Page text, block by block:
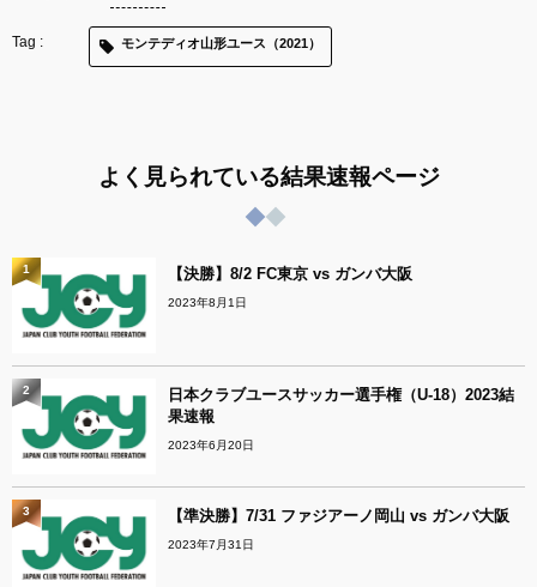
モンテディオ山形ユース（2021）
よく見られている結果速報ページ
【決勝】8/2 FC東京 vs ガンバ大阪
2023年8月1日
1
日本クラブユースサッカー選手権（U-18）2023結
果速報
2023年6月20日
2
【準決勝】7/31 ファジアーノ岡山 vs ガンバ大阪
2023年7月31日
3